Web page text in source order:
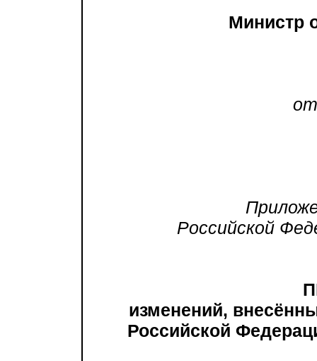
Министр
от
Российской
изменений,
Российской